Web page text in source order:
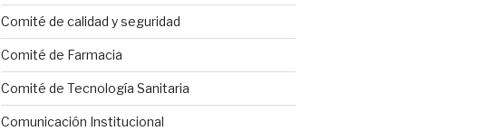
Comité de calidad y seguridad
Comité de Farmacia
Comité de Tecnología Sanitaria
Comunicación Institucional